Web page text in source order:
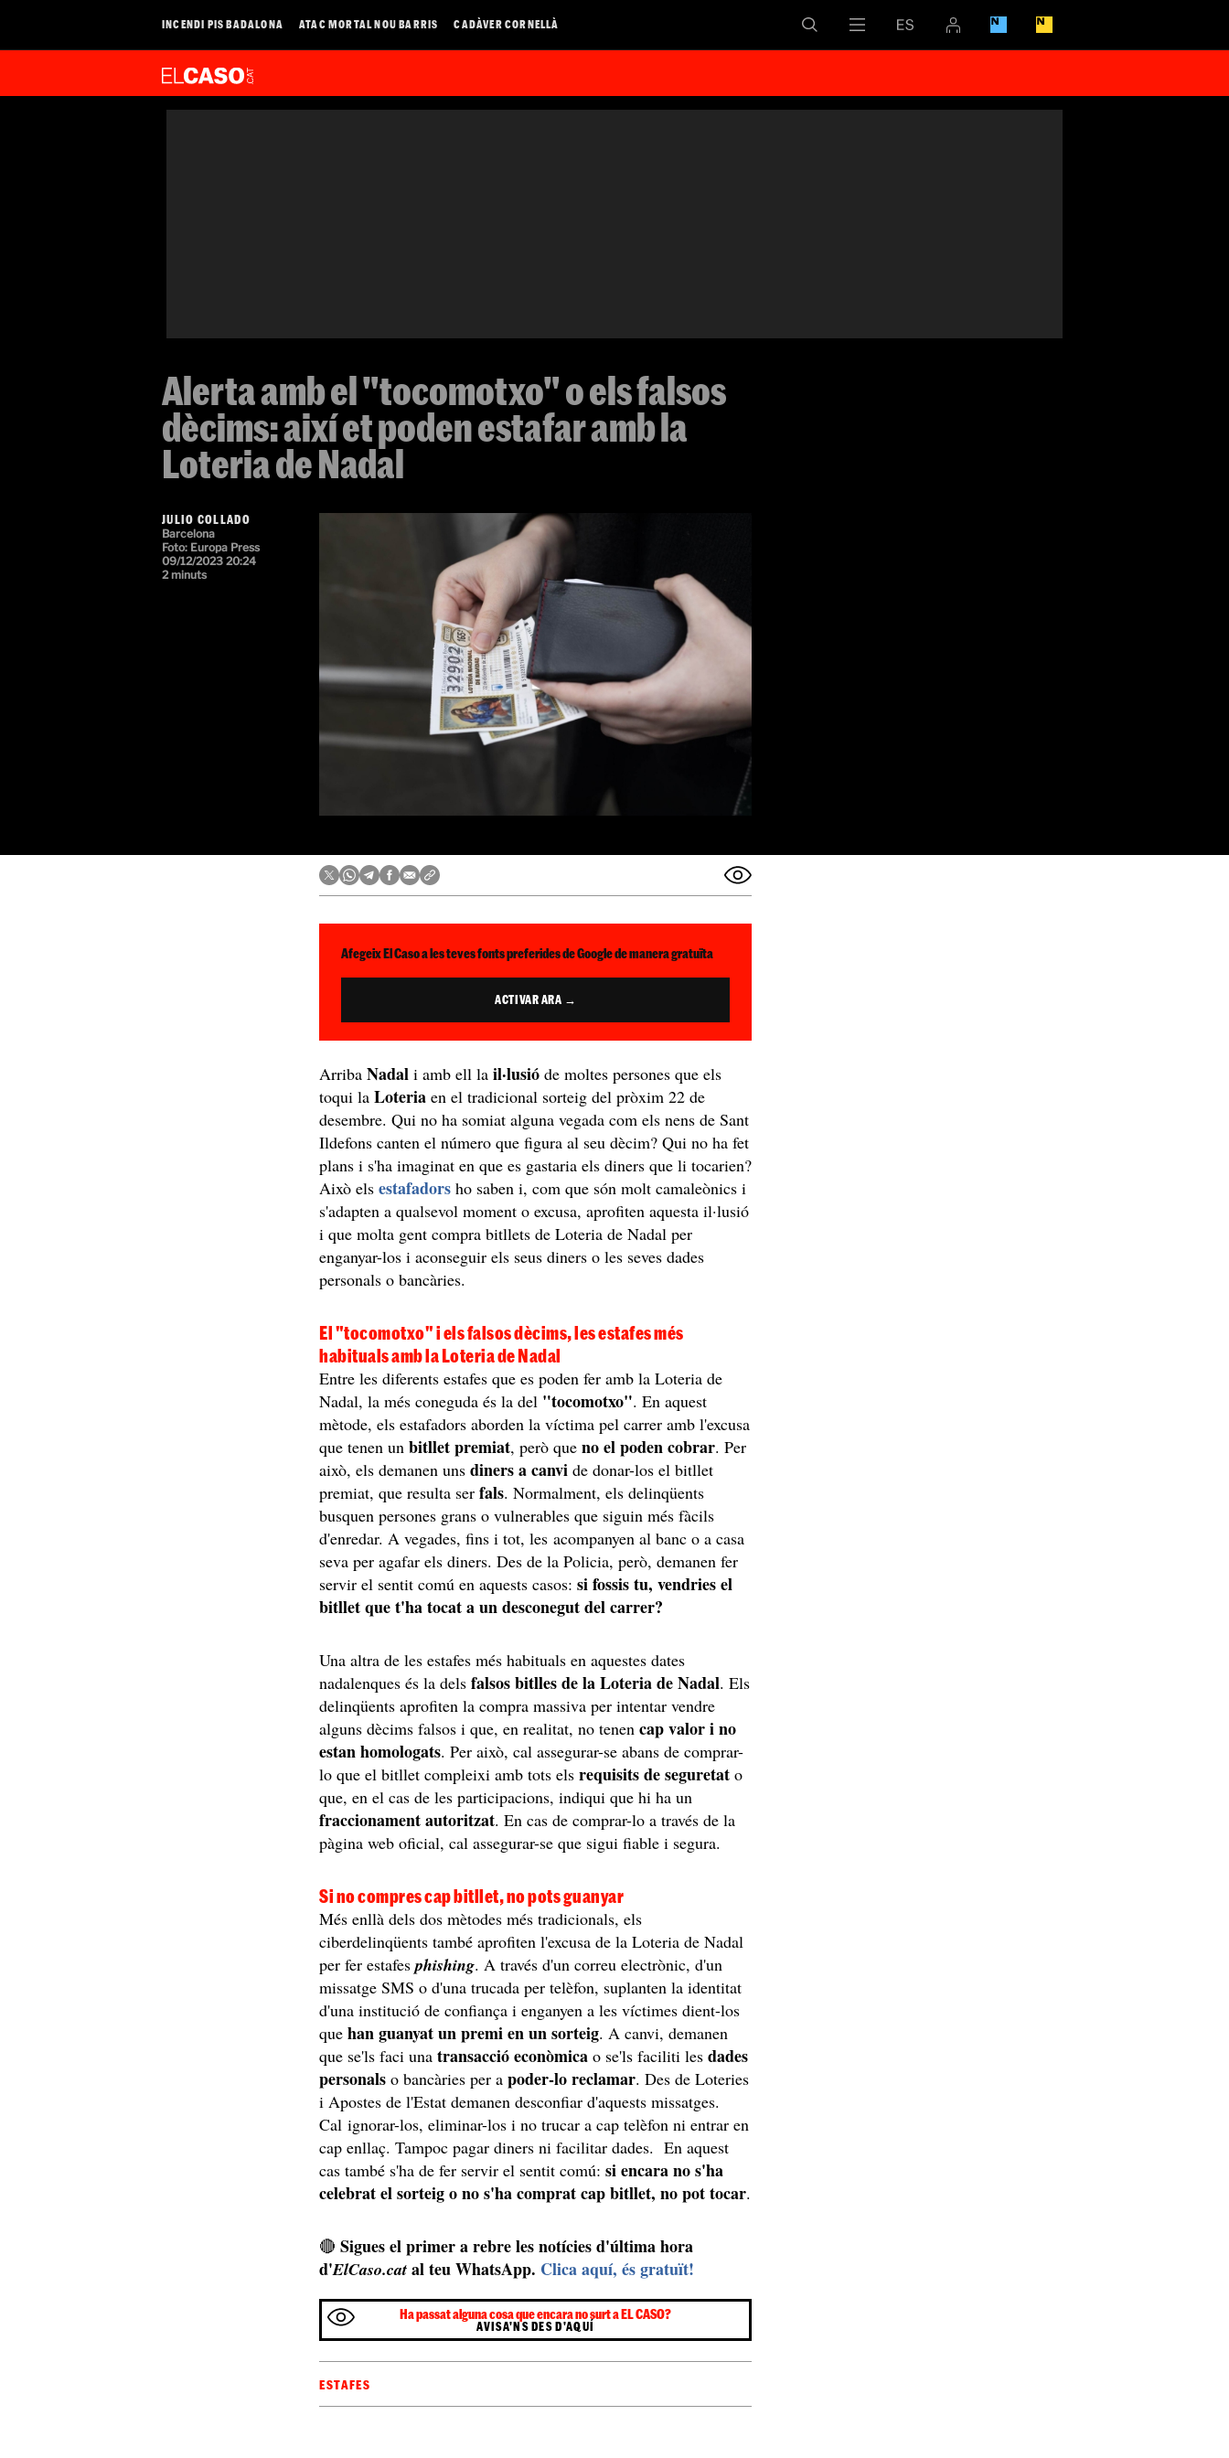
INCENDI PIS BADALONA ATAC MORTAL NOU BARRIS CADÀVER CORNELLÀ
Alerta amb el "tocomotxo" o els falsos
dècims: així et poden estafar amb la
Loteria de Nadal
JULIO COLLADO
Barcelona
Foto: Europa Press
09/12/2023 20:24
2 minuts
Afegeix El Caso a les teves fonts preferides de Google de manera gratuïta
ACTIVAR ARA →
ArribaNadali amb ell lail·lusióde moltes persones que els
toqui laLoteriaen el tradicional sorteig del pròxim 22 de
desembre. Qui no ha somiat alguna vegada com els nens de Sant
Ildefons canten el número que figura al seu dècim? Qui no ha fet
plans i s'ha imaginat en que es gastaria els diners que li tocarien?
Això elsestafadors ho saben i, com que són molt camaleònics i
s'adapten a qualsevol moment o excusa, aprofiten aquesta il·lusió
i que molta gent compra bitllets de Loteria de Nadal per
enganyar-los i aconseguir els seus diners o les seves dades
personals o bancàries.
El "tocomotxo" i els falsos dècims, les estafes més
habituals amb la Loteria de Nadal
Entre les diferents estafes que es poden fer amb la Loteria de
Nadal, la més coneguda és la del "tocomotxo". En aquest
mètode, els estafadors aborden la víctima pel carrer amb l'excusa
que tenen unbitllet premiat, però queno el poden cobrar. Per
això, els demanen unsdiners a canvi de donar-los el bitllet
premiat, que resulta serfals. Normalment, els delinqüents
busquen persones grans o vulnerables que siguin més fàcils
d'enredar. A vegades, fins i tot, les acompanyen al banc o a casa
seva per agafar els diners. Des de la Policia, però, demanen fer
servir el sentit comú en aquests casos:si fossis tu, vendries el
bitllet que t'ha tocat a un desconegut del carrer?
Una altra de les estafes més habituals en aquestes dates
nadalenques és la delsfalsos bitlles de la Loteria de Nadal. Els
delinqüents aprofiten la compra massiva per intentar vendre
alguns dècims falsos i que, en realitat, no tenencap valor i no
estan homologats. Per això, cal assegurar-se abans de comprar-
lo que el bitllet compleixi amb tots elsrequisits de seguretat o
que, en el cas de les participacions, indiqui que hi ha un
fraccionament autoritzat. En cas de comprar-lo a través de la
pàgina web oficial, cal assegurar-se que sigui fiable i segura.
Si no compres cap bitllet, no pots guanyar
Més enllà dels dos mètodes més tradicionals, els
ciberdelinqüents també aprofiten l'excusa de la Loteria de Nadal
per fer estafesphishing. A través d'un correu electrònic, d'un
missatge SMS o d'una trucada per telèfon, suplanten la identitat
d'una institució de confiança i enganyen a les víctimes dient-los
quehan guanyat un premi en un sorteig. A canvi, demanen
que se'ls faci unatransacció econòmica o se'ls faciliti lesdades
personals o bancàries per apoder-lo reclamar. Des de Loteries
i Apostes de l'Estat demanen desconfiar d'aquests missatges.
Cal ignorar-los, eliminar-los i no trucar a cap telèfon ni entrar en
cap enllaç. Tampoc pagar diners ni facilitar dades. En aquest
cas també s'ha de fer servir el sentit comú:si encara no s'ha
celebrat el sorteig o no s'ha comprat cap bitllet, no pot tocar.
🔴Sigues el primer a rebre les notícies d'última hora
d'ElCaso.cat al teu WhatsApp. Clica aquí, és gratuït!
Ha passat alguna cosa que encara no surt a EL CASO?
AVISA'NS DES D'AQUÍ
ESTAFES